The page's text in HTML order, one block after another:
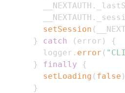
        __NEXTAUTH
.
        __NEXTAUTH
.
setSession (
}
catch ( error )
{
        logger
. error (
}
finally
{
setLoading ( false )
}